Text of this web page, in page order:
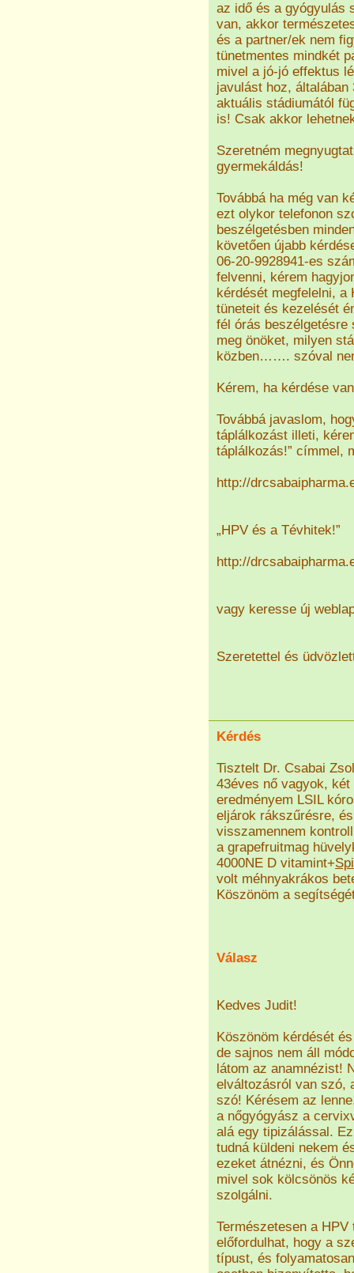
az idő és a gyógyulás
van, akkor
és a partner/ek nem
tünetmentes mindkét
mivel a jó-jó effektus
javulást hoz,
aktuális stádiumától
is! Csak akkor
Szeretném
gyermekáldás!
Továbbá ha még van
ezt olykor telefonon
beszélgetésben
követően újabb
06-20-9928941-es
felvenni, kérem
kérdését megfelelni, a
tüneteit és kezelését
fél órás beszélgetésre
meg önöket, milyen
közben……. szóval
Kérem, ha kérdése
Továbbá javaslom,
táplálkozást illeti,
táplálkozás!” címmel,
http://
„HPV és a Tévhitek!”
http://
vagy keresse új
Szeretettel és
Kérdés
Tisztelt Dr. Csabai
43éves nő vagyok,
eredményem LSIL
eljárok rákszűrésre,
visszamennem
a grapefruitmag
4000NE D vitamint+
volt méhnyakrákos
Köszönöm a
Válasz
Kedves Judit!
Köszönöm kérdését
de sajnos nem áll
látom az anamnézist!
elváltozásról van szó,
szó! Kérésem az
a nőgyógyász a
alá egy tipizálással.
tudná küldeni nekem
ezeket átnézni, és
mivel sok kölcsönös
szolgálni.
Természetesen a
előfordulhat, hogy a
típust, és